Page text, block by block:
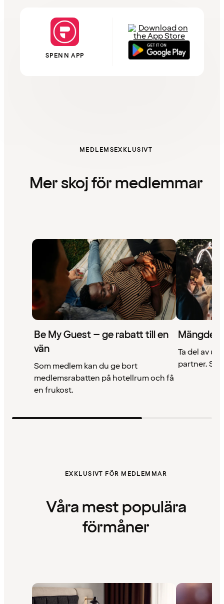
SPENN APP
MEDLEMSEXKLUSIVT
Mer skoj för medlemmar
Be My Guest – ge rabatt till en
vän
Som medlem kan du ge bort
medlemsrabatten på hotellrum och få
en frukost.
Mängder
Ta del av
partner. Se
EXKLUSIVT FÖR MEDLEMMAR
Våra mest populära
förmåner